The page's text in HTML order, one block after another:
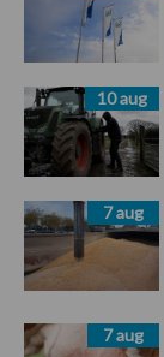
10 aug
7 aug
7 aug